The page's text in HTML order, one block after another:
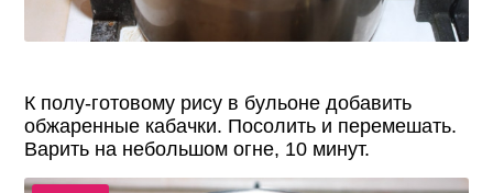
К полу-готовому рису в бульоне добавить
обжаренные кабачки. Посолить и перемешать.
Варить на небольшом огне, 10 минут.